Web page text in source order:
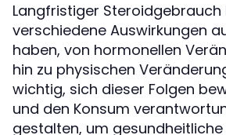
Langfristiger Steroidgebrauch
verschiedene Auswirkungen
haben, von hormonellen
hin zu physischen
wichtig, sich dieser Folgen
und den Konsum
gestalten, um gesundheitliche